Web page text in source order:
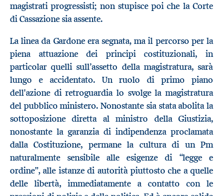
magistrati progressisti; non stupisce poi che la Corte
di Cassazione sia assente.
La linea da Gardone era segnata, ma il percorso per la
piena attuazione dei principi costituzionali, in
particolar quelli sull’assetto della magistratura, sarà
lungo e accidentato. Un ruolo di primo piano
dell'azione di retroguardia lo svolge la magistratura
del pubblico ministero. Nonostante sia stata abolita la
sottoposizione diretta al ministro della Giustizia,
nonostante la garanzia di indipendenza proclamata
dalla Costituzione, permane la cultura di un Pm
naturalmente sensibile alle esigenze di “legge e
ordine”, alle istanze di autorità piuttosto che a quelle
delle libertà, immediatamente a contatto con le